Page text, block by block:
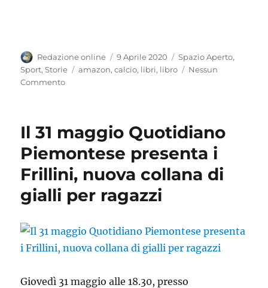
Autore
Redazione online
Pubblicato
il
9 Aprile 2020 Categorie
Spazio Aperto,
Sport,Storie Tag
amazon,calcio, libri, libro
Nessun
Commento
Il 31 maggio Quotidiano
Piemontese presenta i
Frillini, nuova collana di
gialli per ragazzi
Giovedì 31 maggio alle 18.30, presso